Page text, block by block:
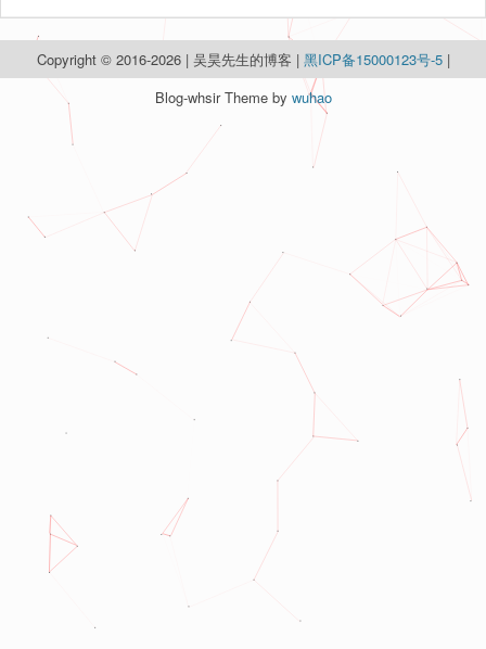
Copyright © 2016-2026 | 吴昊先生的博客 | 黑ICP备15000123号-5 |
Blog-whsir Theme by wuhao